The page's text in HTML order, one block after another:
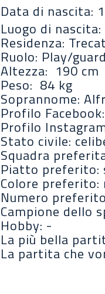
Data di nascita:
Luogo di
Residenza:
Ruolo: Play/
Altezza: 190 cm
Peso: 84 kg
Soprannome:
Profilo
Profilo
Stato civile:
Squadra
Piatto preferito:
Colore preferito:
Numero
Campione dello
Hobby: -
La più bella
La partita che